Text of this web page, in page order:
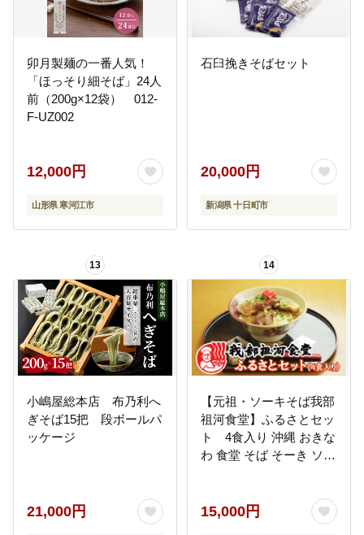
卯月製麺の一番人気！
「ほっそり細そば」24人
前（200g×12袋） 012-
F-UZ002
12,000円
山形県 寒河江市
石臼挽きそばセット
20,000円
新潟県 十日町市
13
小嶋屋総本店 布乃利へ
ぎそば15把 段ボールパ
ッケージ
21,000円
14
【元祖・ソーキそば我部
祖河食堂】ふるさとセッ
ト 4食入り 沖縄 おきな
わ 食堂 そば そーき ソー
定 人気 プレゼント 贈答
ギフト 家族 ファミリー
15,000円